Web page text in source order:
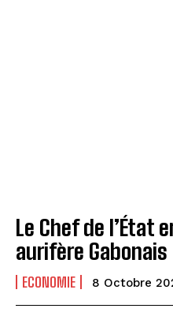
Le Chef de l’État
aurifère Gabonais
ECONOMIE 8 Octobre